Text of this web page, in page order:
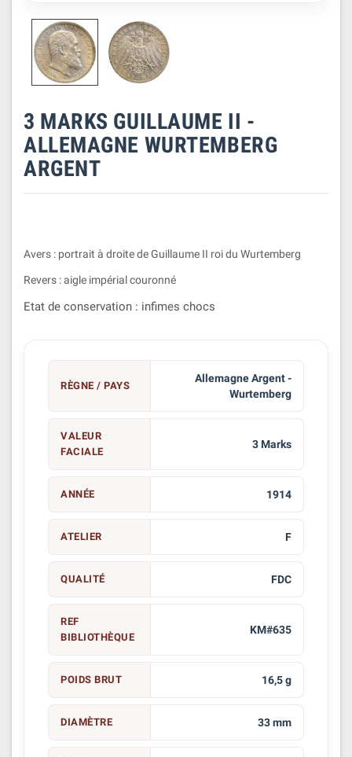
3 MARKS GUILLAUME II -
ALLEMAGNE WURTEMBERG
ARGENT
Avers : portrait à droite de Guillaume II roi du Wurtemberg
Revers : aigle impérial couronné
Etat de conservation : infimes chocs
RÈGNE / PAYS
Allemagne Argent -
Wurtemberg
VALEUR
FACIALE
3 Marks
ANNÉE 1914
ATELIER F
QUALITÉ FDC
REF
BIBLIOTHÈQUE
KM#635
POIDS BRUT 16,5 g
DIAMÈTRE 33 mm